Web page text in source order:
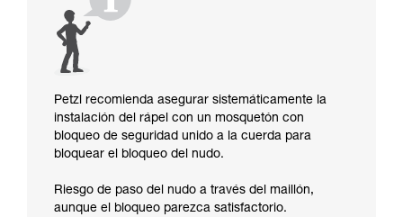
Petzl recomienda asegurar sistemáticamente la
instalación del rápel con un mosquetón con
bloqueo de seguridad unido a la cuerda para
bloquear el bloqueo del nudo.
Riesgo de paso del nudo a través del maillón,
aunque el bloqueo parezca satisfactorio.